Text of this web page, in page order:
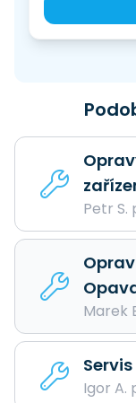
Petr S.
Marek
Igor A.